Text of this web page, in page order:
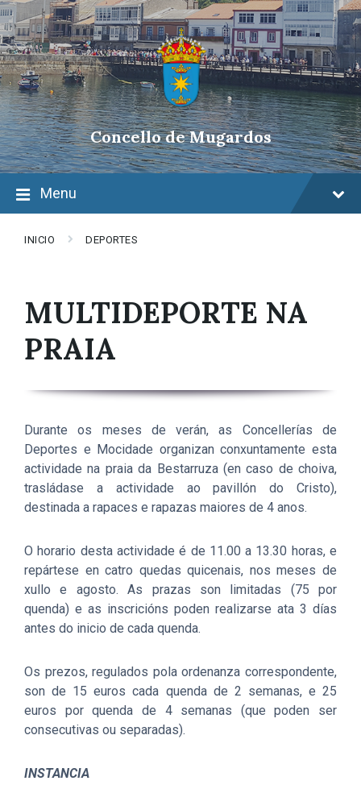
Skip
to
content
Skip
to
main
navigation
Skip
to
footer
Concello de Mugardos
Menu
INICIO DEPORTES
MULTIDEPORTE NA
PRAIA
Durante os meses de verán, as Concellerías de
Deportes e Mocidade organizan conxuntamente esta
actividade na praia da Bestarruza (en caso de choiva,
trasládase a actividade ao pavillón do Cristo),
destinada a rapaces e rapazas maiores de 4 anos.
O horario desta actividade é de 11.00 a 13.30 horas, e
repártese en catro quedas quicenais, nos meses de
xullo e agosto. As prazas son limitadas (75 por
quenda) e as inscricións poden realizarse ata 3 días
antes do inicio de cada quenda.
Os prezos, regulados pola ordenanza correspondente,
son de 15 euros cada quenda de 2 semanas, e 25
euros por quenda de 4 semanas (que poden ser
consecutivas ou separadas).
INSTANCIA